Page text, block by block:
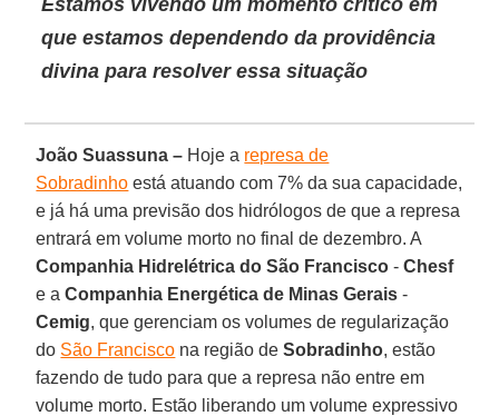
que estamos dependendo da providência
divina para resolver essa situação
João Suassuna – Hoje a represa de
Sobradinho está atuando com 7% da sua capacidade,
e já há uma previsão dos hidrólogos de que a represa
entrará em volume morto no final de dezembro. A
Companhia Hidrelétrica do São Francisco -Chesf
e aCompanhia Energética de Minas Gerais -
Cemig, que gerenciam os volumes de regularização
do São Francisco na região deSobradinho, estão
fazendo de tudo para que a represa não entre em
volume morto. Estão liberando um volume expressivo